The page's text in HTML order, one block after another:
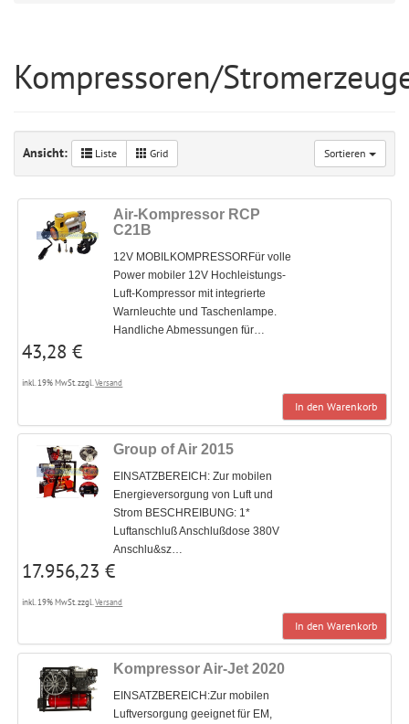
Kompressoren/
Ansicht: Liste Grid Sortieren
Air-Kompressor RCP
C21B
12V MOBILKOMPRESSORFür volle
Power mobiler 12V Hochleistungs-
Luft-Kompressor mit integrierte
Warnleuchte und Taschenlampe.
Handliche Abmessungen für…
43,28 €
inkl. 19% MwSt. zzgl.Versand
In den Warenkorb
Group of Air 2015
EINSATZBEREICH: Zur mobilen
Energieversorgung von Luft und
Strom BESCHREIBUNG: 1*
Luftanschluß Anschlußdose 380V
Anschlu&sz…
17.956,23 €
inkl. 19% MwSt. zzgl.Versand
In den Warenkorb
Kompressor Air-Jet 2020
EINSATZBEREICH:Zur mobilen
Luftversorgung geeignet für EM,